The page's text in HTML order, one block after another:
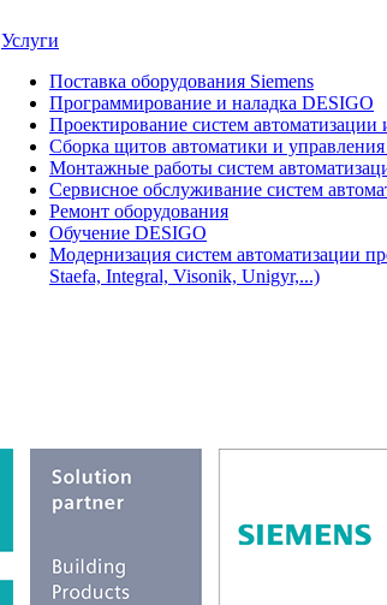
Услуги
Поставка оборудования Siemens
Программирование и наладка DESIGO
Проектирование систем автоматизации
Сборка щитов автоматики и управления
Монтажные работы систем
Сервисное обслуживание систем
Ремонт оборудования
Обучение DESIGO
Модернизация систем автоматизации
Staefa, Integral, Visonik, Unigyr,...)